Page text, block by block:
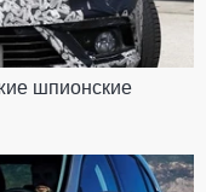
шпионские